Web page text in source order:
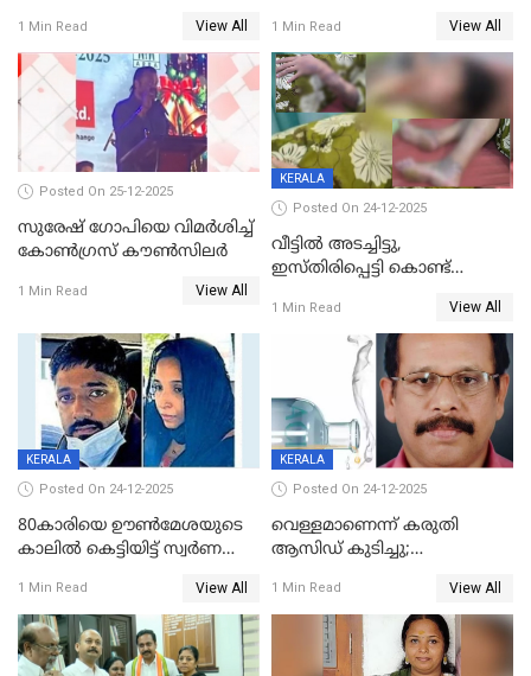
1 Min Read View All 1 Min Read View All
Posted On 25-12-2025
സുരേഷ് ഗോപിയെ വിമര്‍ശിച്ച്
കോണ്‍ഗ്രസ് കൗണ്‍സിലര്‍
1 Min Read View All
KERALA
Posted On 24-12-2025
വീട്ടിൽ അടച്ചിട്ടു,
ഇസ്തിരിപ്പെട്ടി കൊണ്ട്
ഗർഭിണിയായ യുവതിക്ക് ക്രൂര
1 Min Read View All
KERALA
Posted On 24-12-2025
80കാരിയെ ഊൺമേശയുടെ
കാലിൽ കെട്ടിയിട്ട് സ്വർണവും
കൊച്ചുമകനും സുഹൃത്തും
അറസ്റ്റിൽ
1 Min Read View All
KERALA
Posted On 24-12-2025
വെള്ളമാണെന്ന് കരുതി
ആസിഡ് കുടിച്ചു;
മരിച്ചു
1 Min Read View All